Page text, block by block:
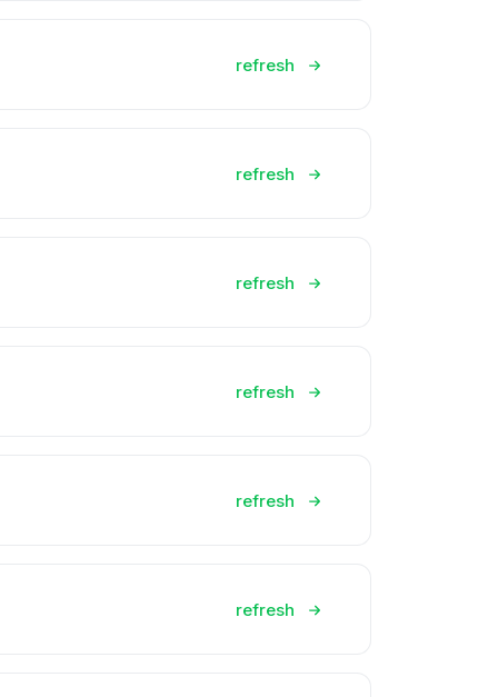
refresh
refresh
refresh
refresh
refresh
refresh